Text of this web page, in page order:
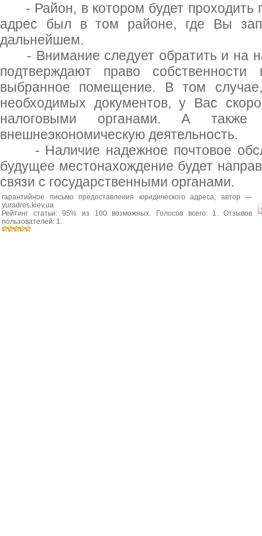
- Район, в котором будет проходить
адрес был в том районе, где Вы
дальнейшем.
- Внимание следует обратить и на
подтверждают право собственности
выбранное помещение. В том
необходимых документов, у Вас
налоговыми органами. А также
внешнеэкономическую деятельность.
- Наличие надежное почтовое
будущее местонахождение будет
связи с государственными органами.
гарантийное письмо предоставления юридического адреса, автор —
yuradres.kiev.ua
Рейтинг статьи:95% из 100возможных. Голосов всего: 1. Отзывов
пользователей: 1.